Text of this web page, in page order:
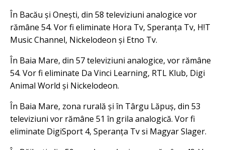
În Bacău și Onești, din 58 televiziuni analogice vor
rămâne 54. Vor fi eliminate Hora Tv, Speranța Tv, H!T
Music Channel, Nickelodeon și Etno Tv.
În Baia Mare, din 57 televiziuni analogice, vor rămâne
54. Vor fi eliminate Da Vinci Learning, RTL Klub, Digi
Animal World și Nickelodeon.
În Baia Mare, zona rurală și în Târgu Lăpuș, din 53
televiziuni vor rămâne 51 în grila analogică. Vor fi
eliminate DigiSport 4, Speranța Tv si Magyar Slager.